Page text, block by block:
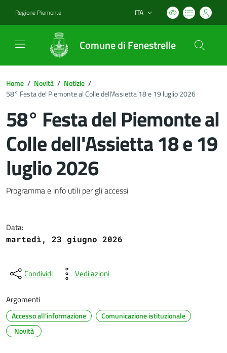
Regione Piemonte Lingua attiva:
ITA
Comune di Fenestrelle
Home / Novità / Notizie /
58° Festa del Piemonte al Colle dell'Assietta 18 e 19 luglio 2026
58° Festa del Piemonte al
Colle dell'Assietta 18 e 19
luglio 2026
Dettagli del documento
Programma e info utili per gli accessi
Data:
martedì, 23 giugno 2026
Condividi Vedi azioni
Argomenti
Accesso all'informazione
Comunicazione istituzionale
Novità